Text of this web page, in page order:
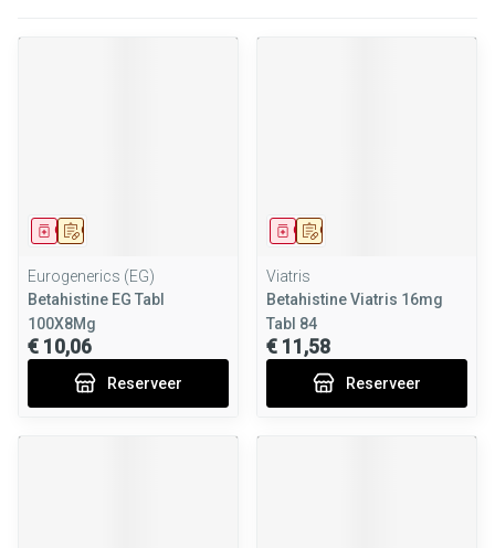
Op voorschrift
Geneesmiddel
Eurogenerics (EG)
Betahistine EG Tabl
100X8Mg
€ 10,06
Reserveer
Op voorschrift
Geneesmiddel
Viatris
Betahistine Viatris 16mg
Tabl 84
€ 11,58
Reserveer